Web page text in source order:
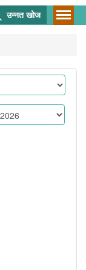
उन्नत खोज